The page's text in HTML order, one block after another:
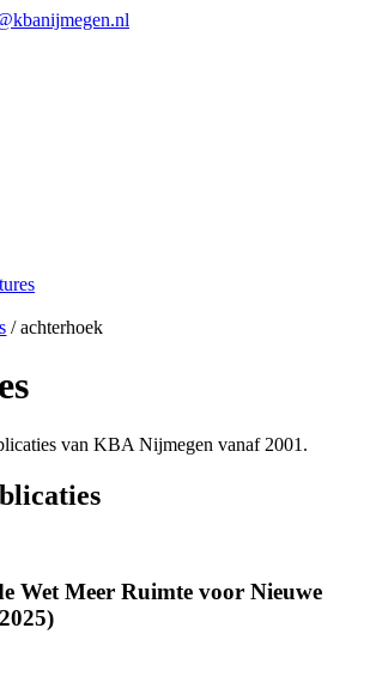
/ achterhoek
van KBA Nijmegen vanaf 2001.
Wet Meer Ruimte voor Nieuwe